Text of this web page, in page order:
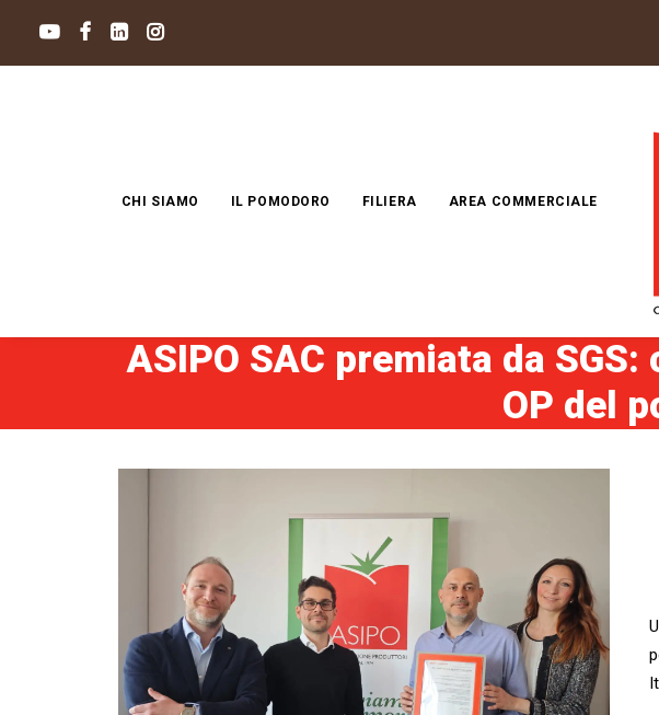
CHI SIAMO IL POMODORO FILIERA AREA COMMERCIALE
ASIPO SAC premiata da
OP del